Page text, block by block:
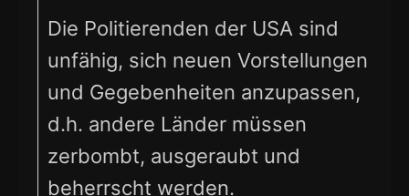
Die Politierenden der USA sind
unfähig, sich neuen Vorstellungen
und Gegebenheiten anzupassen,
d.h. andere Länder müssen
zerbombt, ausgeraubt und
beherrscht werden.